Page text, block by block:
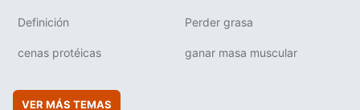
Definición Perder grasa
cenas protéicas ganar masa muscular
VER MÁS TEMAS